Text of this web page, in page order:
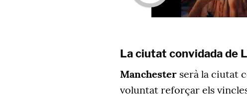
La ciutat convidada de
Manchester serà la ciutat
voluntat reforçar els